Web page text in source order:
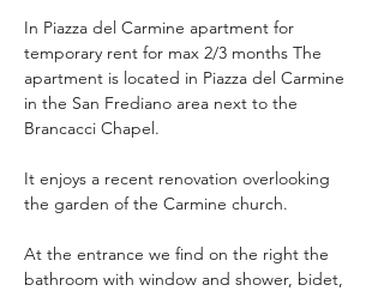
In Piazza del Carmine apartment for
temporary rent for max 2/3 months The
apartment is located in Piazza del Carmine
in the San Frediano area next to the
Brancacci Chapel.
It enjoys a recent renovation overlooking
the garden of the Carmine church.
At the entrance we find on the right the
bathroom with window and shower, bidet,